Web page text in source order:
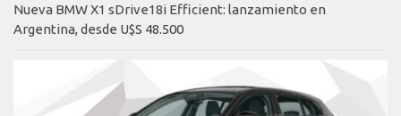
Nueva BMW X1 sDrive18i Efficient: lanzamiento en
Argentina, desde U$S 48.500